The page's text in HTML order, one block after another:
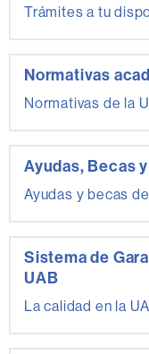
Trámites a tu
Normativas
Normativas de la
Ayudas, Becas
Ayudas y becas
Sistema de
UAB
La calidad en la